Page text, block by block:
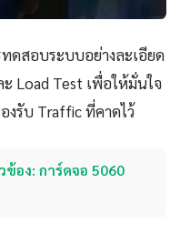
ดสอบระบบอย่างละเอียด
Load Test เพื่อให้มั่นใจ
งรับ Traffic ที่คาดไว้
อง: การ์ดจอ 5060